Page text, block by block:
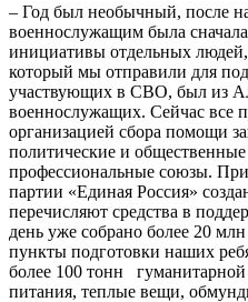
– Год был необычный, после
военнослужащим была
инициативы отдельных
который мы отправили для
участвующих в СВО, был из
военнослужащих. Сейчас все
организацией сбора помощи
политические и
профессиональные союзы.
партии «Единая Россия»
перечисляют средства в
день уже собрано более 20
пункты подготовки наших
более 100 тонн
питания, теплые вещи,